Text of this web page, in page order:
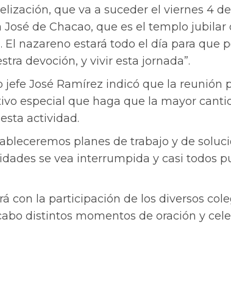
que va a suceder el viernes 4
de Chacao, que es el templo jubilar
El nazareno estará todo el día para que
devoción, y vivir esta jornada”.
jefe José Ramírez indicó que la reunión
especial que haga que la mayor
actividad.
planes de trabajo y de
se vea interrumpida y casi todos
con la participación de los diversos
distintos momentos de oración y